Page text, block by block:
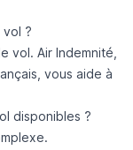
vol ?
vol. Air Indemnité
vous aide à
disponibles ?